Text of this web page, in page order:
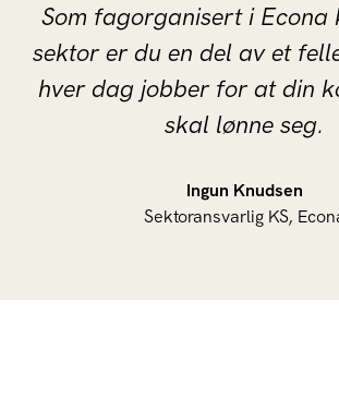
Som fagorganisert i Econa
sektor er du en del av et
hver dag jobber for at din
skal lønne seg.
Ingun Knudsen
Sektoransvarlig KS,